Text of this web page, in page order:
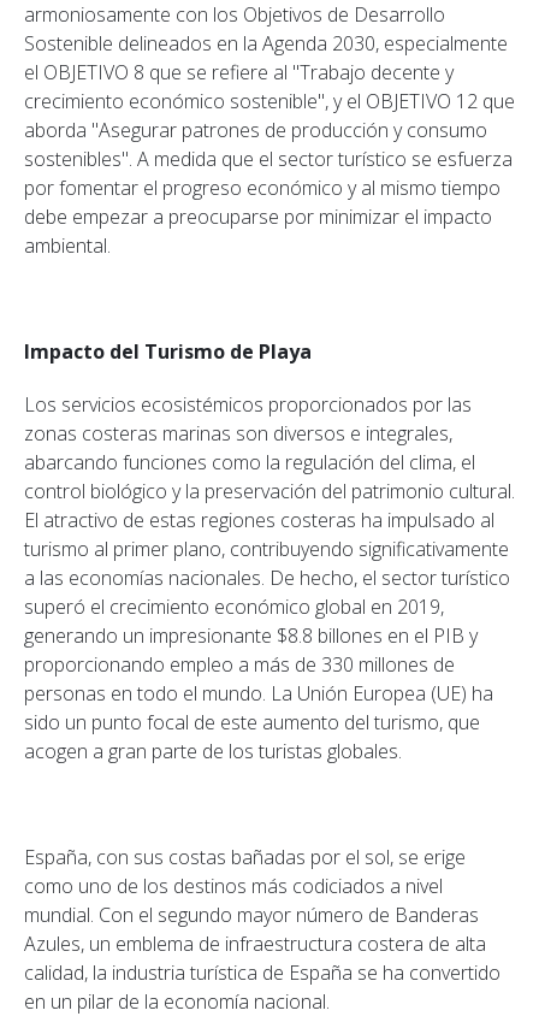
armoniosamente con los Objetivos de Desarrollo
Sostenible delineados en la Agenda 2030, especialmente
el OBJETIVO 8 que se refiere al "Trabajo decente y
crecimiento económico sostenible", y el OBJETIVO 12 que
aborda "Asegurar patrones de producción y consumo
sostenibles". A medida que el sector turístico se esfuerza
por fomentar el progreso económico y al mismo tiempo
debe empezar a preocuparse por minimizar el impacto
ambiental.
Impacto del Turismo de Playa
Los servicios ecosistémicos proporcionados por las
zonas costeras marinas son diversos e integrales,
abarcando funciones como la regulación del clima, el
control biológico y la preservación del patrimonio cultural.
El atractivo de estas regiones costeras ha impulsado al
turismo al primer plano, contribuyendo significativamente
a las economías nacionales. De hecho, el sector turístico
superó el crecimiento económico global en 2019,
generando un impresionante $8.8 billones en el PIB y
proporcionando empleo a más de 330 millones de
personas en todo el mundo. La Unión Europea (UE) ha
sido un punto focal de este aumento del turismo, que
acogen a gran parte de los turistas globales.
España, con sus costas bañadas por el sol, se erige
como uno de los destinos más codiciados a nivel
mundial. Con el segundo mayor número de Banderas
Azules, un emblema de infraestructura costera de alta
calidad, la industria turística de España se ha convertido
en un pilar de la economía nacional.